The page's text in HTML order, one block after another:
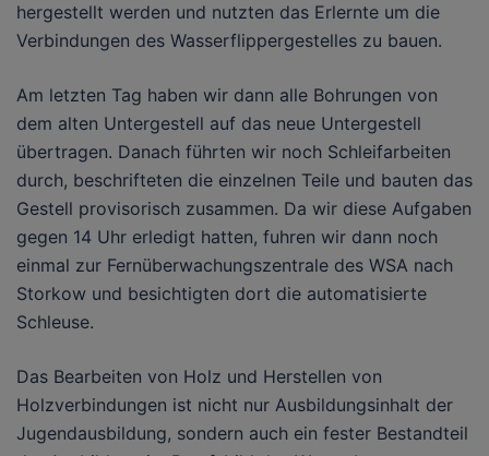
hergestellt werden und nutzten das Erlernte um die
Verbindungen des Wasserflippergestelles zu bauen.
Am letzten Tag haben wir dann alle Bohrungen von
dem alten Untergestell auf das neue Untergestell
übertragen. Danach führten wir noch Schleifarbeiten
durch, beschrifteten die einzelnen Teile und bauten das
Gestell provisorisch zusammen. Da wir diese Aufgaben
gegen 14 Uhr erledigt hatten, fuhren wir dann noch
einmal zur Fernüberwachungszentrale des WSA nach
Storkow und besichtigten dort die automatisierte
Schleuse.
Das Bearbeiten von Holz und Herstellen von
Holzverbindungen ist nicht nur Ausbildungsinhalt der
Jugendausbildung, sondern auch ein fester Bestandteil